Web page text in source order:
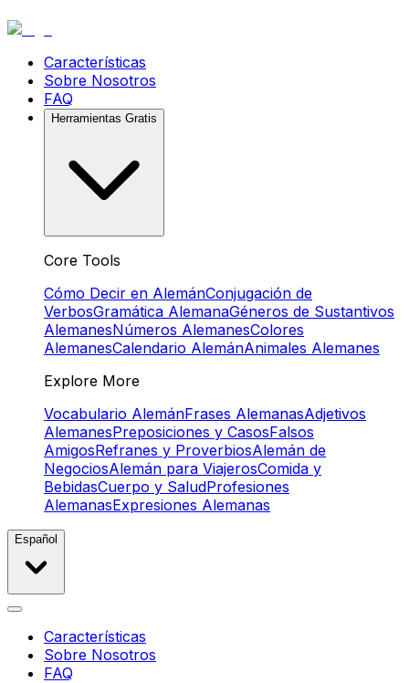
Características
Sobre Nosotros
FAQ
Herramientas Gratis
Core Tools
Cómo Decir en AlemánConjugación de
VerbosGramática AlemanaGéneros de Sustantivos
AlemanesNúmeros AlemanesColores
AlemanesCalendario AlemánAnimales Alemanes
Explore More
Vocabulario AlemánFrases AlemanasAdjetivos
AlemanesPreposiciones y CasosFalsos
AmigosRefranes y ProverbiosAlemán de
NegociosAlemán para ViajerosComida y
BebidasCuerpo y SaludProfesiones
AlemanasExpresiones Alemanas
Español
Características
Sobre Nosotros
FAQ